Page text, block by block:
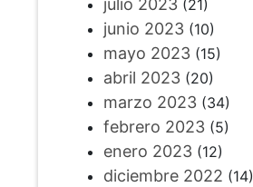
julio 2023(21)
junio 2023(10)
mayo 2023(15)
abril 2023(20)
marzo 2023(34)
febrero 2023(5)
enero 2023(12)
diciembre 2022 (14)